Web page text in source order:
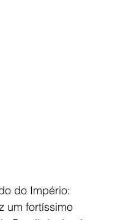
do Império:
um fortíssimo